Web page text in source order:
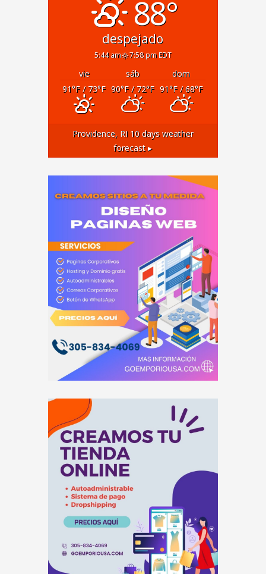
88°
despejado
5:44 am 7:58 pm EDT
vie sáb
dom
91°F/ 73°F 90°F/ 72°F 91°F/ 68°F
Providence, RI10 days weather
forecast ▸